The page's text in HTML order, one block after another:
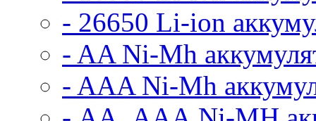
- 26650 Li-ion
- AA Ni-Mh
- AAA Ni-Mh